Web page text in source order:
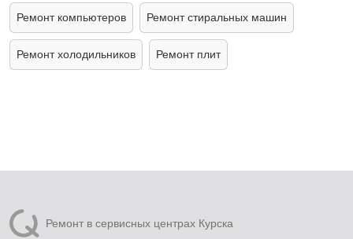
Ремонт компьютеров Ремонт стиральных машин
Ремонт холодильников Ремонт плит
Ремонт в сервисных центрах Курска